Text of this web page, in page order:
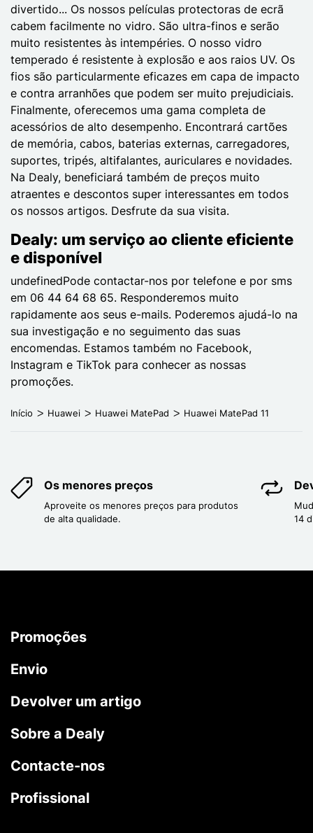
divertido... Os nossos películas protectoras de ecrã
cabem facilmente no vidro. São ultra-finos e serão
muito resistentes às intempéries. O nosso vidro
temperado é resistente à explosão e aos raios UV. Os
fios são particularmente eficazes em capa de impacto
e contra arranhões que podem ser muito prejudiciais.
Finalmente, oferecemos uma gama completa de
acessórios de alto desempenho. Encontrará cartões
de memória, cabos, baterias externas, carregadores,
suportes, tripés, altifalantes, auriculares e novidades.
Na Dealy, beneficiará também de preços muito
atraentes e descontos super interessantes em todos
os nossos artigos. Desfrute da sua visita.
Dealy: um serviço ao cliente eficiente
e disponível
undefinedPode contactar-nos por telefone e por sms
em 06 44 64 68 65. Responderemos muito
rapidamente aos seus e-mails. Poderemos ajudá-lo na
sua investigação e no seguimento das suas
encomendas. Estamos também no Facebook,
Instagram e TikTok para conhecer as nossas
promoções.
Início Huawei Huawei MatePad Huawei MatePad 11
Os menores preços
Aproveite os menores preços para produtos
de alta qualidade.
14
Promoções
Envio
Devolver um artigo
Sobre a Dealy
Contacte-nos
Profissional